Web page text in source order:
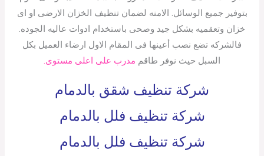
بتوفير جميع الوسائل. الامنه لضمان تنظيف الخزان الارضى او اى
خزان وتعقميه بشكل جيد وصحى باستخدام ادوات عاليه الجوده.
فالشركه تضع نصب أعينها فى المقام الاول ارضاء العميل بكل
السبل حيث نوفر طاقم مدرب على اعلى مستوى.
شركة تنظيف شقق بالدمام
شركة تنظيف فلل بالدمام
شركة تنظيف فلل بالدمام